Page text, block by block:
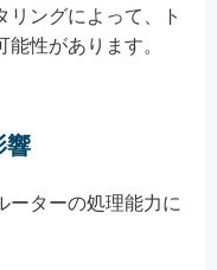
リングによって、ト
性があります。
響
ーターの処理能力に